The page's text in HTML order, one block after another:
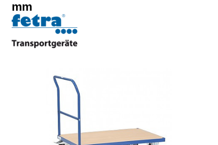
mm